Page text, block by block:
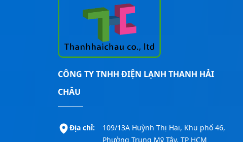
CÔNG TY TNHH ĐIỆN LẠNH THANH HẢI
CHÂU
Địa chỉ:
109/13A Huỳnh Thị Hai, Khu phố 46,
Phường Trung Mỹ Tây, TP HCM